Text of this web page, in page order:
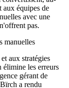
aux équipes de
avec une
pas.
manuelles
aux stratégies
élimine les erreurs
gérant de
a rendu